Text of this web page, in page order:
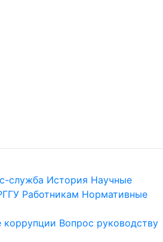
служба История Научные
Работникам Нормативные
коррупции Вопрос руководству